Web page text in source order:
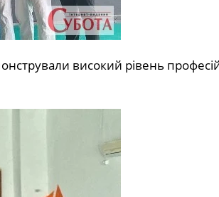
високий рівень